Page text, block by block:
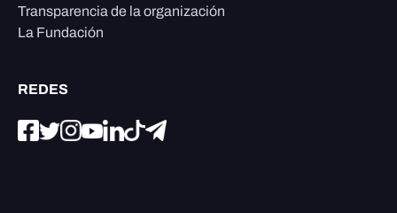
Transparencia de la organización
La Fundación
REDES